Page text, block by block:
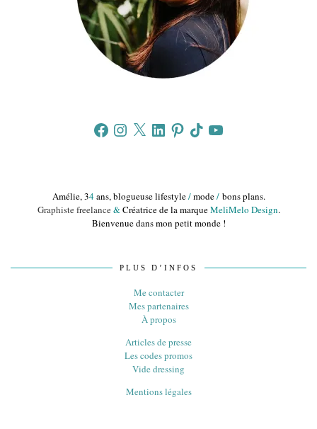
FacebookInstagram
X LinkedInPinterestTikTokYouTube
Amélie, 34ans, blogueuse lifestyle/mode/bons plans.
Graphiste freelance&Créatrice de la marqueMeliMelo Design.
Bienvenue dans mon petit monde !
PLUS D’INFOS
Me contacter
Mes partenaires
À propos
Articles de presse
Les codes promos
Vide dressing
Mentions légales